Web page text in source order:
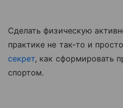
Сделать физическую
практике не так-то и
секрет, как сформировать
спортом.